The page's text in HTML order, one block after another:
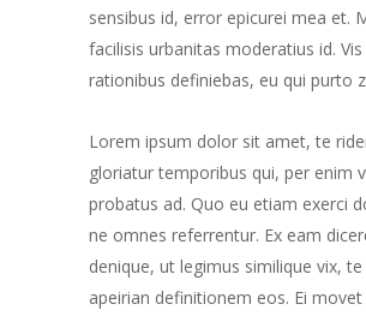
sensibus id, error epicurei mea et.
facilisis urbanitas moderatius id. Vis
rationibus definiebas, eu qui purto
Lorem ipsum dolor sit amet, te
gloriatur temporibus qui, per enim
probatus ad. Quo eu etiam exerci
ne omnes referrentur. Ex eam
denique, ut legimus similique vix,
apeirian definitionem eos. Ei